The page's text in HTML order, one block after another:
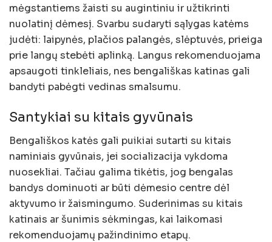
mėgstantiems žaisti su augintiniu ir užtikrinti
nuolatinį dėmesį. Svarbu sudaryti sąlygas katėms
judėti: laipynės, plačios palangės, slėptuvės, prieiga
prie langų stebėti aplinką. Langus rekomenduojama
apsaugoti tinkleliais, nes bengališkas katinas gali
bandyti pabėgti vedinas smalsumu.
Santykiai su kitais gyvūnais
Bengališkos katės gali puikiai sutarti su kitais
naminiais gyvūnais, jei socializacija vykdoma
nuosekliai. Tačiau galima tikėtis, jog bengalas
bandys dominuoti ar būti dėmesio centre dėl
aktyvumo ir žaismingumo. Suderinimas su kitais
katinais ar šunimis sėkmingas, kai laikomasi
rekomenduojamų pažindinimo etapų.